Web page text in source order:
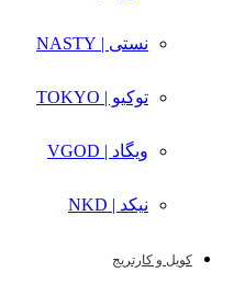
نستی | NASTY
توکیو | TOKYO
ویگاد | VGOD
نیکد | NKD
کویل و کارتریج